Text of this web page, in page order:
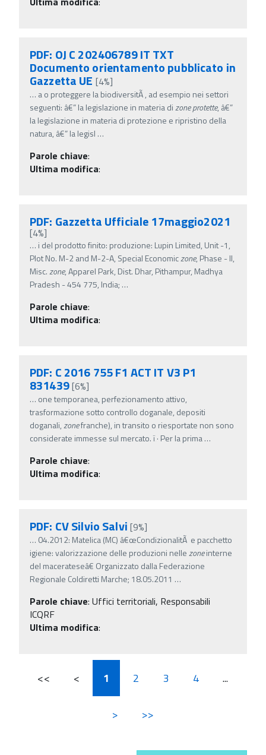
PDF: OJ C 202406789 IT TXT
Documento orientamento pubblicato in
Gazzetta UE [4%]
… a o proteggere la biodiversitÃ , ad esempio nei settori
seguenti: â€” la legislazione in materia dizoneprotette, â€”
la legislazione in materia di protezione e ripristino della
natura, â€” la legisl …
Parole chiave:
Ultima modifica:
PDF: Gazzetta Ufficiale 17maggio2021
[4%]
… i del prodotto finito: produzione: Lupin Limited, Unit -1,
Plot No. M-2 and M-2-A, Special Economiczone, Phase - II,
Misc.zone, Apparel Park, Dist. Dhar, Pithampur, Madhya
Pradesh - 454 775, India; …
Parole chiave:
Ultima modifica:
PDF: C 2016 755 F1 ACT IT V3 P1
831439[6%]
… one temporanea, perfezionamento attivo,
trasformazione sotto controllo doganale, depositi
doganali,zonefranche), in transito o riesportate non sono
considerate immesse sul mercato. ï‚· Per la prima…
Parole chiave:
Ultima modifica:
PDF: CV Silvio Salvi [9%]
… 04.2012: Matelica (MC) â€œCondizionalitÃ e pacchetto
igiene: valorizzazione delle produzioni nellezoneinterne
del macerateseâ€ Organizzato dalla Federazione
Regionale Coldiretti Marche; 18.05.2011 …
Parole chiave: Uffici territoriali, Responsabili
ICQRF
Ultima modifica:
<< < 1 2 3 4 ...
> >>